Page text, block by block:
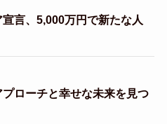
言、5,000万円で新たな人
ローチと幸せな未来を見つ